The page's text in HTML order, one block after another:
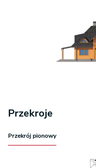
Przekroje
Przekrój pionowy